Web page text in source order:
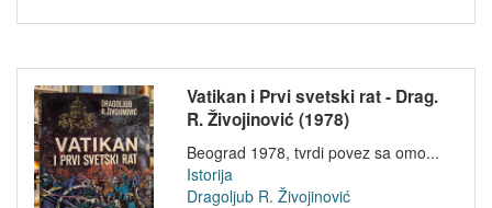
Vatikan i Prvi svetski rat - Drag.
R. Živojinović (1978)
Beograd 1978, tvrdi povez sa omo...
Istorija
Dragoljub R. Živojinović